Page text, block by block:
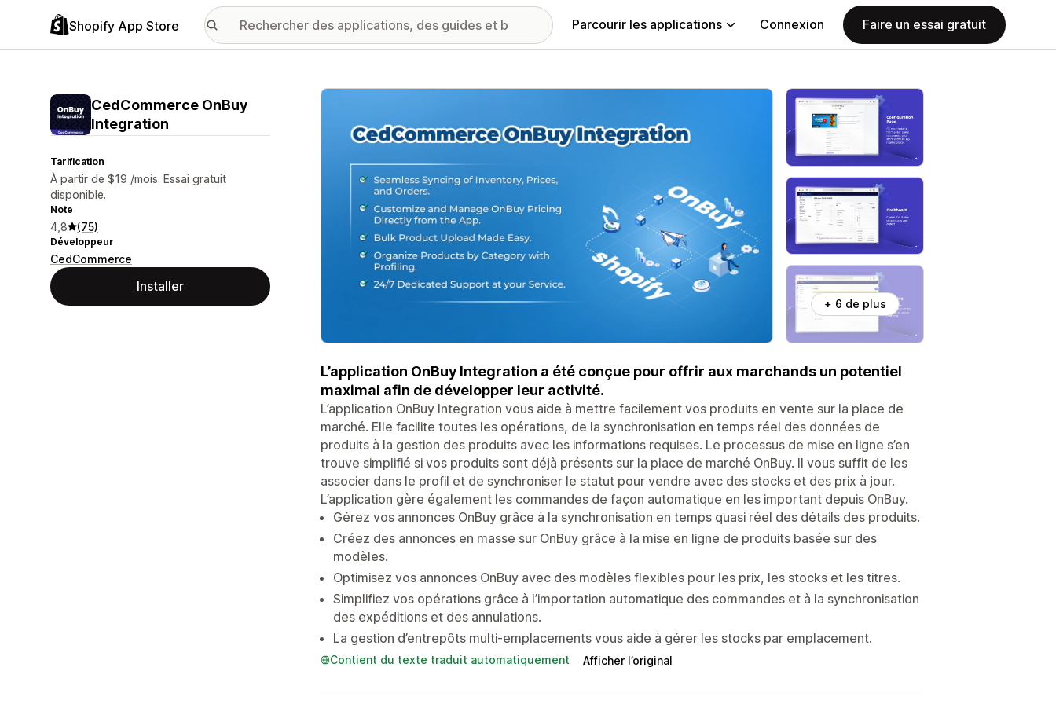
Shopify App Store Parcourir les applications Connexion Faire un essai gratuit
CedCommerce OnBuy
Integration
Tarification
À partir de $19 /mois. Essai gratuit
disponible.
Note
4,8 (75)
Développeur
CedCommerce
Installer
Galerie d’images vedette
+ 6 de plus
L’application OnBuy Integration a été conçue pour offrir aux marchands un potentiel
maximal afin de développer leur activité.
L’application OnBuy Integration vous aide à mettre facilement vos produits en vente sur la place de
marché. Elle facilite toutes les opérations, de la synchronisation en temps réel des données de
produits à la gestion des produits avec les informations requises. Le processus de mise en ligne s’en
trouve simplifié si vos produits sont déjà présents sur la place de marché OnBuy. Il vous suffit de les
associer dans le profil et de synchroniser le statut pour vendre avec des stocks et des prix à jour.
L’application gère également les commandes de façon automatique en les important depuis OnBuy.
Gérez vos annonces OnBuy grâce à la synchronisation en temps quasi réel des détails des produits.
Créez des annonces en masse sur OnBuy grâce à la mise en ligne de produits basée sur des
modèles.
Optimisez vos annonces OnBuy avec des modèles flexibles pour les prix, les stocks et les titres.
Simplifiez vos opérations grâce à l’importation automatique des commandes et à la synchronisation
des expéditions et des annulations.
La gestion d’entrepôts multi-emplacements vous aide à gérer les stocks par emplacement.
Contient du texte traduit automatiquement Afficher l’original